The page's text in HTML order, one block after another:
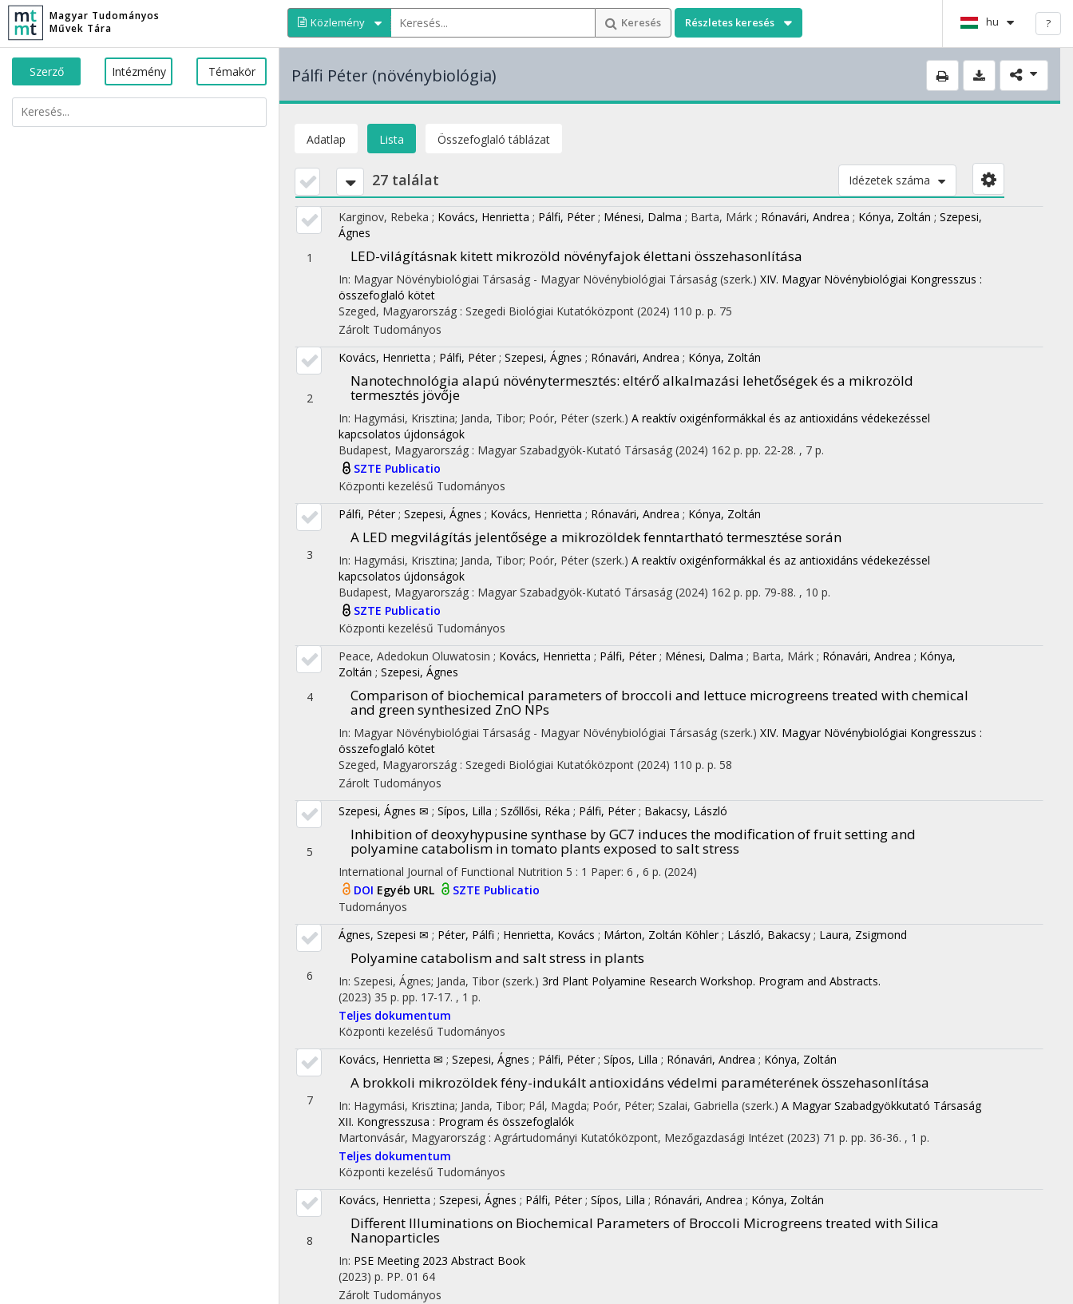
Magyar Tudományos
Művek Tára
Közlemény Keresés Részletes keresés hu ?
Szerző Intézmény Témakör Pálfi Péter (növénybiológia)
Adatlap Lista Összefoglaló táblázat
27 találat Idézetek száma
1
Karginov, Rebeka ; Kovács, Henrietta ; Pálfi, Péter ; Ménesi, Dalma ; Barta, Márk ; Rónavári, Andrea ; Kónya, Zoltán ; Szepesi,
Ágnes
LED-világításnak kitett mikrozöld növényfajok élettani összehasonlítása
In: Magyar Növénybiológiai Társaság - Magyar Növénybiológiai Társaság (szerk.) XIV. Magyar Növénybiológiai Kongresszus :
összefoglaló kötet
Szeged, Magyarország : Szegedi Biológiai Kutatóközpont (2024) 110 p. p. 75
Zárolt Tudományos
2
Kovács, Henrietta ; Pálfi, Péter ; Szepesi, Ágnes ; Rónavári, Andrea ; Kónya, Zoltán
Nanotechnológia alapú növénytermesztés: eltérő alkalmazási lehetőségek és a mikrozöld
termesztés jövője
In: Hagymási, Krisztina; Janda, Tibor; Poór, Péter (szerk.) A reaktív oxigénformákkal és az antioxidáns védekezéssel
kapcsolatos újdonságok
Budapest, Magyarország : Magyar Szabadgyök-Kutató Társaság (2024) 162 p. pp. 22-28. , 7 p.
SZTE Publicatio
Központi kezelésű Tudományos
3
Pálfi, Péter ; Szepesi, Ágnes ; Kovács, Henrietta ; Rónavári, Andrea ; Kónya, Zoltán
A LED megvilágítás jelentősége a mikrozöldek fenntartható termesztése során
In: Hagymási, Krisztina; Janda, Tibor; Poór, Péter (szerk.) A reaktív oxigénformákkal és az antioxidáns védekezéssel
kapcsolatos újdonságok
Budapest, Magyarország : Magyar Szabadgyök-Kutató Társaság (2024) 162 p. pp. 79-88. , 10 p.
SZTE Publicatio
Központi kezelésű Tudományos
4
Peace, Adedokun Oluwatosin ; Kovács, Henrietta ; Pálfi, Péter ; Ménesi, Dalma ; Barta, Márk ; Rónavári, Andrea ; Kónya,
Zoltán ; Szepesi, Ágnes
Comparison of biochemical parameters of broccoli and lettuce microgreens treated with chemical
and green synthesized ZnO NPs
In: Magyar Növénybiológiai Társaság - Magyar Növénybiológiai Társaság (szerk.) XIV. Magyar Növénybiológiai Kongresszus :
összefoglaló kötet
Szeged, Magyarország : Szegedi Biológiai Kutatóközpont (2024) 110 p. p. 58
Zárolt Tudományos
5
Szepesi, Ágnes ✉ ; Sípos, Lilla ; Szőllősi, Réka ; Pálfi, Péter ; Bakacsy, László
Inhibition of deoxyhypusine synthase by GC7 induces the modification of fruit setting and
polyamine catabolism in tomato plants exposed to salt stress
International Journal of Functional Nutrition 5 : 1 Paper: 6 , 6 p. (2024)
DOI Egyéb URL
SZTE Publicatio
Tudományos
6
Ágnes, Szepesi ✉ ; Péter, Pálfi ; Henrietta, Kovács ; Márton, Zoltán Köhler ; László, Bakacsy ; Laura, Zsigmond
Polyamine catabolism and salt stress in plants
In: Szepesi, Ágnes; Janda, Tibor (szerk.) 3rd Plant Polyamine Research Workshop. Program and Abstracts.
(2023) 35 p. pp. 17-17. , 1 p.
Teljes dokumentum
Központi kezelésű Tudományos
7
Kovács, Henrietta ✉ ; Szepesi, Ágnes ; Pálfi, Péter ; Sípos, Lilla ; Rónavári, Andrea ; Kónya, Zoltán
A brokkoli mikrozöldek fény-indukált antioxidáns védelmi paraméterének összehasonlítása
In: Hagymási, Krisztina; Janda, Tibor; Pál, Magda; Poór, Péter; Szalai, Gabriella (szerk.) A Magyar Szabadgyökkutató Társaság
XII. Kongresszusa : Program és összefoglalók
Martonvásár, Magyarország : Agrártudományi Kutatóközpont, Mezőgazdasági Intézet (2023) 71 p. pp. 36-36. , 1 p.
Teljes dokumentum
Központi kezelésű Tudományos
8
Kovács, Henrietta ; Szepesi, Ágnes ; Pálfi, Péter ; Sípos, Lilla ; Rónavári, Andrea ; Kónya, Zoltán
Different Illuminations on Biochemical Parameters of Broccoli Microgreens treated with Silica
Nanoparticles
In: PSE Meeting 2023 Abstract Book
(2023) p. PP. 01 64
Zárolt Tudományos